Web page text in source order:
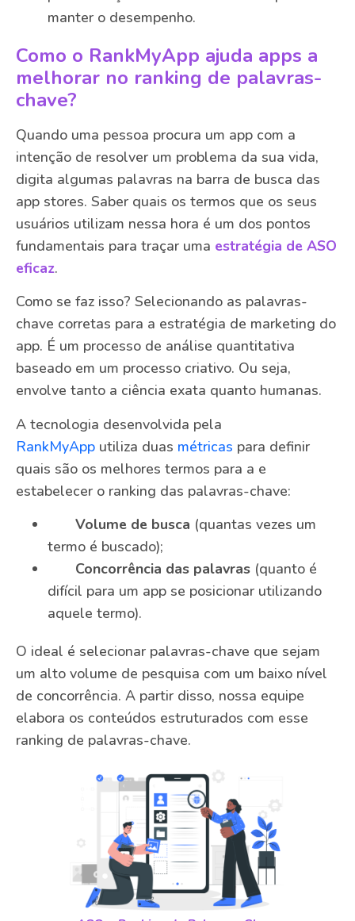
manter o desempenho.
Como o RankMyApp ajuda apps a
melhorar no ranking de palavras-
chave?
Quando uma pessoa procura um app com a
intenção de resolver um problema da sua vida,
digita algumas palavras na barra de busca das
app stores. Saber quais os termos que os seus
usuários utilizam nessa hora é um dos pontos
fundamentais para traçar uma estratégia de ASO
eficaz.
Como se faz isso? Selecionando as palavras-
chave corretas para a estratégia de marketing do
app. É um processo de análise quantitativa
baseado em um processo criativo. Ou seja,
envolve tanto a ciência exata quanto humanas.
A tecnologia desenvolvida pela
RankMyApp utiliza duas métricas para definir
quais são os melhores termos para a e
estabelecer o ranking das palavras-chave:
Volume de busca (quantas vezes um
termo é buscado);
Concorrência das palavras (quanto é
difícil para um app se posicionar utilizando
aquele termo).
O ideal é selecionar palavras-chave que sejam
um alto volume de pesquisa com um baixo nível
de concorrência. A partir disso, nossa equipe
elabora os conteúdos estruturados com esse
ranking de palavras-chave.